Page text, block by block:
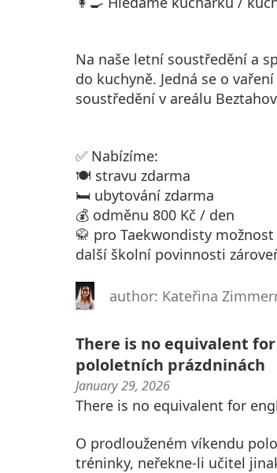
Na naše letní soustředění a
do kuchyně. Jedná se o
soustředění v areálu
✅ Nabízíme:
🍽️ stravu zdarma
🛏️ ubytování zdarma
💰 odměnu 800 Kč / den
🥋 pro Taekwondisty
další školní povinnosti
author: Kateřina
There is no equivalent
pololetních prázdninách
January 29, 2026
There is no equivalent for
O prodlouženém víkendu
tréninky, neřekne-li učitel